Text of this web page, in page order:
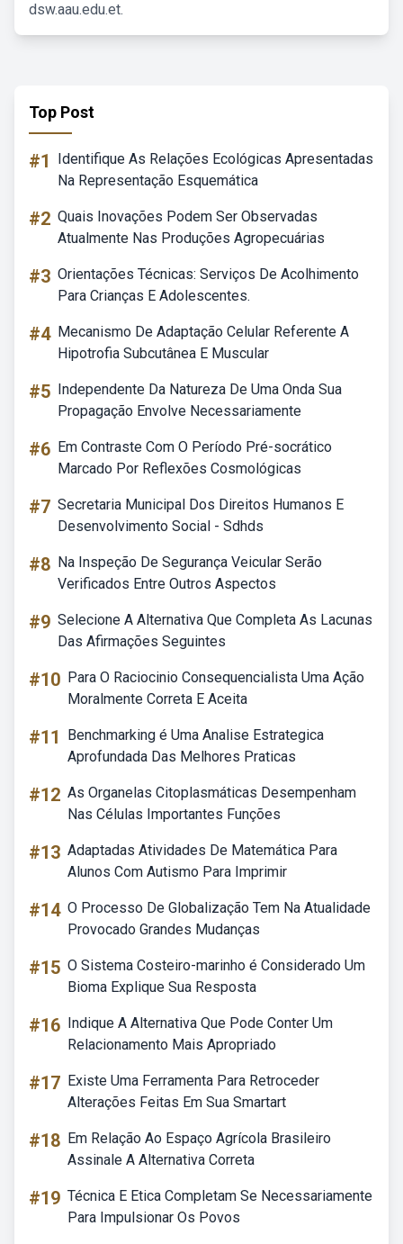
dsw.aau.edu.et.
Top Post
#1
Identifique As Relações Ecológicas Apresentadas
Na Representação Esquemática
#2 Quais Inovações Podem Ser Observadas
Atualmente Nas Produções Agropecuárias
#3 Orientações Técnicas: Serviços De Acolhimento
Para Crianças E Adolescentes.
#4 Mecanismo De Adaptação Celular Referente A
Hipotrofia Subcutânea E Muscular
#5 Independente Da Natureza De Uma Onda Sua
Propagação Envolve Necessariamente
#6 Em Contraste Com O Período Pré-socrático
Marcado Por Reflexões Cosmológicas
#7 Secretaria Municipal Dos Direitos Humanos E
Desenvolvimento Social - Sdhds
#8 Na Inspeção De Segurança Veicular Serão
Verificados Entre Outros Aspectos
#9 Selecione A Alternativa Que Completa As Lacunas
Das Afirmações Seguintes
#10 Para O Raciocinio Consequencialista Uma Ação
Moralmente Correta E Aceita
#11
Benchmarking é Uma Analise Estrategica
Aprofundada Das Melhores Praticas
#12 As Organelas Citoplasmáticas Desempenham
Nas Células Importantes Funções
#13 Adaptadas Atividades De Matemática Para
Alunos Com Autismo Para Imprimir
#14 O Processo De Globalização Tem Na Atualidade
Provocado Grandes Mudanças
#15 O Sistema Costeiro-marinho é Considerado Um
Bioma Explique Sua Resposta
#16 Indique A Alternativa Que Pode Conter Um
Relacionamento Mais Apropriado
#17 Existe Uma Ferramenta Para Retroceder
Alterações Feitas Em Sua Smartart
#18 Em Relação Ao Espaço Agrícola Brasileiro
Assinale A Alternativa Correta
#19 Técnica E Etica Completam Se Necessariamente
Para Impulsionar Os Povos